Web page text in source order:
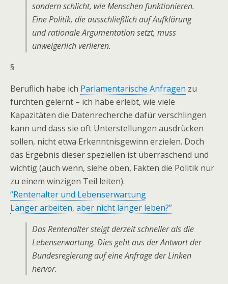
sondern schlicht, wie Menschen funktionieren.
Eine Politik, die ausschließlich auf Aufklärung
und rationale Argumentation setzt, muss
unweigerlich verlieren.
§
Beruflich habe ich Parlamentarische Anfragen zu
fürchten gelernt – ich habe erlebt, wie viele
Kapazitäten die Datenrecherche dafür verschlingen
kann und dass sie oft Unterstellungen ausdrücken
sollen, nicht etwa Erkenntnisgewinn erzielen. Doch
das Ergebnis dieser speziellen ist überraschend und
wichtig (auch wenn, siehe oben, Fakten die Politik nur
zu einem winzigen Teil leiten).
“Rentenalter und Lebenserwartung
Länger arbeiten, aber nicht länger leben?”
Das Rentenalter steigt derzeit schneller als die
Lebenserwartung. Dies geht aus der Antwort der
Bundesregierung auf eine Anfrage der Linken
hervor.